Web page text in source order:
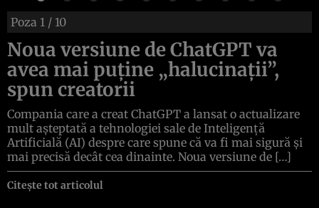
Poza 1 / 10
Noua versiune de ChatGPT va
avea mai puține „halucinații”,
spun creatorii
Compania care a creat ChatGPT a lansat o actualizare
mult așteptată a tehnologiei sale de Inteligență
Artificială (AI) despre care spune că va fi mai sigură și
mai precisă decât cea dinainte. Noua versiune de […]
Citește tot articolul